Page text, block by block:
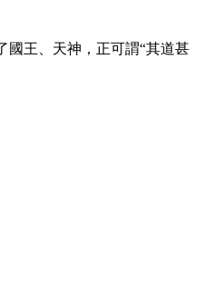
王、天神，正可謂“其道甚